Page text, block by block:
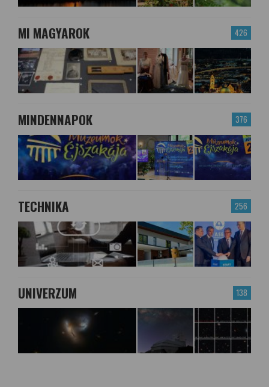
426
MI MAGYAROK
376
MINDENNAPOK
256
TECHNIKA
138
UNIVERZUM